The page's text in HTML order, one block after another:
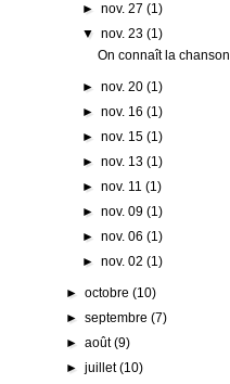
► nov. 27 (1)
▼ nov. 23 (1)
On connaît la chanson
► nov. 20 (1)
► nov. 16 (1)
► nov. 15 (1)
► nov. 13 (1)
► nov. 11 (1)
► nov. 09 (1)
► nov. 06 (1)
► nov. 02 (1)
►octobre(10)
►septembre(7)
►août(9)
►juillet(10)